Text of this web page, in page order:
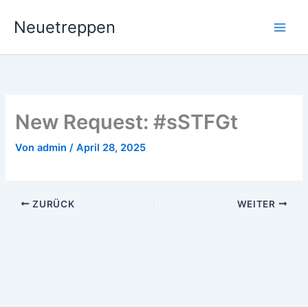
InhaltNeuetreppen
New Request: #sSTFGt
Vonadmin/April 28, 2025
ZURÜCK WEITER